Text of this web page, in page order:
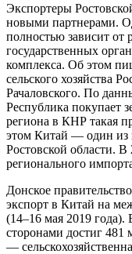
Экспортеры
новыми партнерами.
полностью зависит от
государственных
комплекса. Об этом
сельского хозяйства
Рачаловского. По
Республика покупает
региона в КНР такая
этом Китай — один из
Ростовской области. В
регионального
Донское
экспорт в Китай на
(14–16 мая 2019 года).
сторонами достиг 481
—